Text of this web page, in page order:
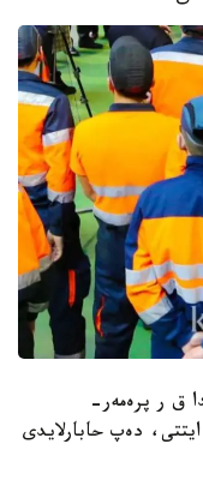
ق ر پرەمەر-
دەپ حابارلايدى